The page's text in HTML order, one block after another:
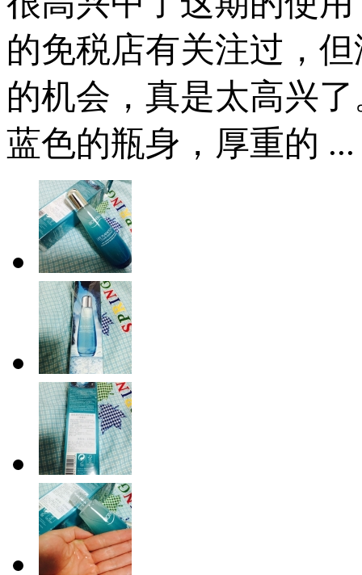
的免税店有关注过，
的机会，真是太高兴
蓝色的瓶身，厚重的 ...